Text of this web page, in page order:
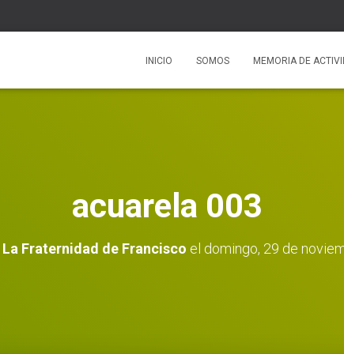
INICIO SOMOS MEMORIA DE
acuarela 003
La Fraternidad de Francisco el domingo, 29 de